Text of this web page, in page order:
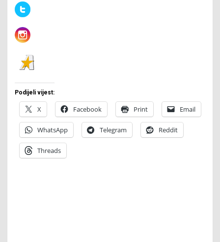
Podijeli vijest:
X Facebook Print Email
WhatsApp Telegram Reddit
Threads